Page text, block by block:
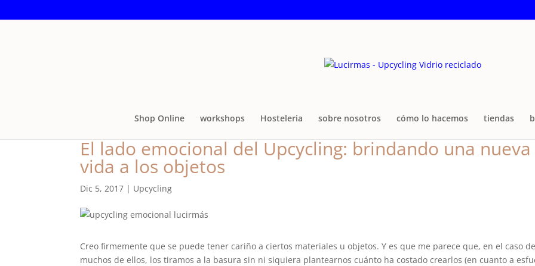
Shop Online workshops Hosteleria sobre nosotros cómo lo hacemos tiendas
El lado emocional del Upcycling: brindando una nueva
vida a los objetos
Dic 5, 2017 | Upcycling
Creo firmemente que se puede tener cariño a ciertos materiales u objetos. Y es que me parece que, en el caso de
muchos de ellos, los tiramos a la basura sin ni siquiera plantearnos cuánto ha costado crearlos (en cuanto a